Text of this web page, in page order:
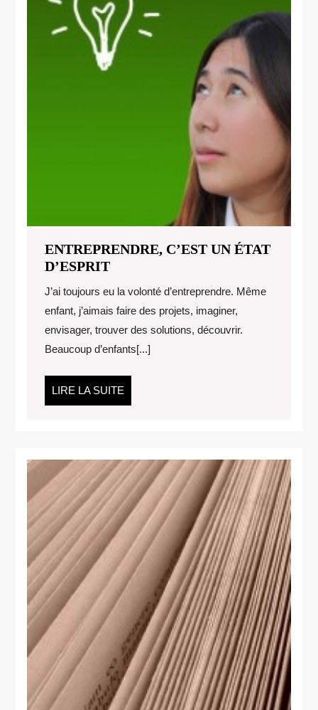
ENTREPRENDRE, C’EST UN ÉTAT
D’ESPRITENTREPRENDRE,
UN
ÉTAT
D’ESPRIT
J’ai toujours eu la volonté d’entreprendre. Même
enfant, j’aimais faire des projets, imaginer,
envisager, trouver des solutions, découvrir.
Beaucoup d’enfants[...]
LIRE LA SUITE
LA